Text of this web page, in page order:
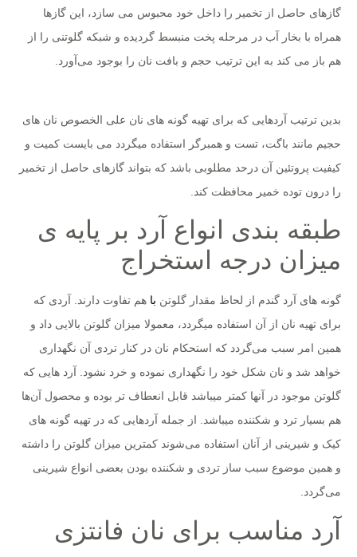
گازهای حاصل از تخمیر را داخل خود محبوس می سازد، این گازها
همراه با بخار آب در مرحله پخت منبسط گردیده و شبکه گلوتنی را از
هم باز می کند به این ترتیب حجم و بافت نان را بوجود می‌آورد.
بدین ترتیب آردهایی که برای تهیه گونه های نان علی الخصوص نان های
حجیم مانند باگت، تست و همبرگر استفاده میگردد می بایست کمیت و
کیفیت پروتئین آن در‌حد مطلوبی باشد که بتواند گازهای حاصل از تخمیر
را درون توده خمیر محافظت کند.
طبقه بندی انواع آرد بر پایه ی
میزان درجه استخراج
گونه های آرد گندم از لحاظ مقدار گلوتن با هم تفاوت دارند. آردی که
برای تهیه نان از آن استفاده میگردد، معمولا میزان گلوتن بالایی داد و
همین امر سبب می‌گردد که استحکام نان در کنار تردی آن نگهداری
خواهد شد و نان شکل خود را نگهداری نموده و خرد نشود. آرد هایی که
گلوتن موجود در آنها کمتر میباشد قابل انعطاف تر بوده و محصول آن‌ها
هم بسیار ترد و شکننده میباشد. از جمله آردهایی که در تهیه گونه های
کیک و شیرینی از آنان استفاده می‌شوند کمترین میزان گلوتن را داشته
و همین موضوع سبب ساز تردی و شکننده بودن بعضی انواع شیرینی
می‌گردد.
آرد مناسب برای نان فانتزی